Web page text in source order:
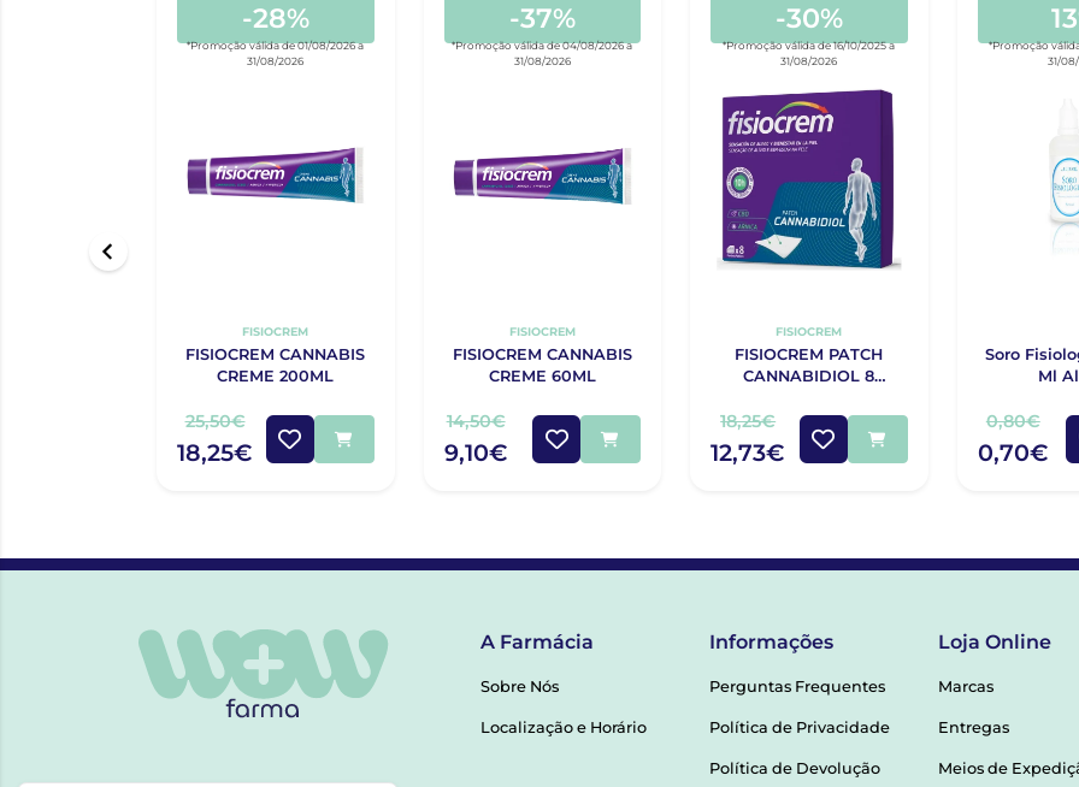
-28%
*Promoção válida de 01/08/2026 a
31/08/2026
FISIOCREM
FISIOCREM CANNABIS
CREME 200ML
25,50€
18,25€
-37%
*Promoção válida de 04/08/2026 a
31/08/2026
FISIOCREM
FISIOCREM CANNABIS
CREME 60ML
14,50€
9,10€
-30%
*Promoção válida de 16/10/2025 a
31/08/2026
FISIOCREM
FISIOCREM PATCH
CANNABIDIOL 8
18,25€
12,73€
*Promoção
31/
Soro
Ml
0,80€
0,70€
A Farmácia
Sobre Nós
Localização e Horário
Informações
Perguntas Frequentes
Política de Privacidade
Política de Devolução
Loja Online
Marcas
Entregas
Meios de